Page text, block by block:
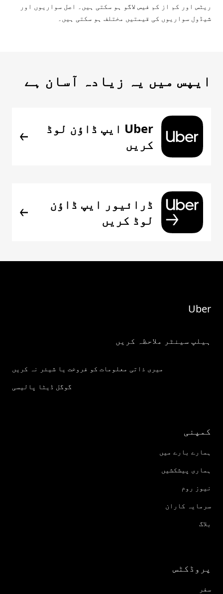
ریٹس اور کم از کم فیس لاگو ہو سکتی ہیں۔ اصل سواریوں اور
شیڈول سواریوں کی قیمتیں مختلف ہو سکتی ہیں۔
ایپس میں یہ زیادہ آسان ہے
Uber ایپ ڈاؤن لوڈ
کریں
ڈرائیور ایپ ڈاؤن
لوڈ کریں
Uber
ہیلپ سینٹر ملاحظہ کریں
میری ذاتی معلومات کو فروخت یا شیئر نہ کریں
گوگل ڈیٹا پالیسی
کمپنی
ہمارے بارے میں
ہماری پیشکشیں
نیوز روم
سرمایہ کاران
بلاگ
پروڈکٹس
سفر